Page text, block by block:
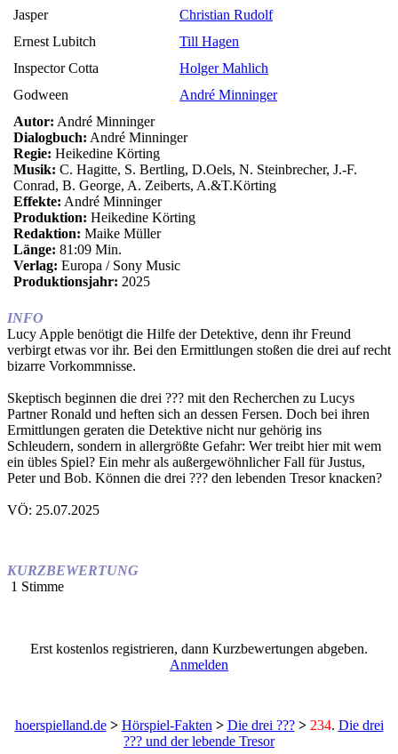
Jasper
Christian Rudolf
Ernest Lubitch
Till Hagen
Inspector Cotta
Holger Mahlich
Godween
André Minninger
Autor: André Minninger
Dialogbuch: André Minninger
Regie: Heikedine Körting
Musik: C. Hagitte, S. Bertling, D.Oels, N. Steinbrecher, J.-F.
Conrad, B. George, A. Zeiberts, A.&T.Körting
Effekte: André Minninger
Produktion: Heikedine Körting
Redaktion: Maike Müller
Länge: 81:09 Min.
Verlag: Europa / Sony Music
Produktionsjahr: 2025
INFO
Lucy Apple benötigt die Hilfe der Detektive, denn ihr Freund
verbirgt etwas vor ihr. Bei den Ermittlungen stoßen die drei auf recht
bizarre Vorkommnisse.
Skeptisch beginnen die drei ??? mit den Recherchen zu Lucys
Partner Ronald und heften sich an dessen Fersen. Doch bei ihren
Ermittlungen geraten die Detektive nicht nur gehörig ins
Schleudern, sondern in allergrößte Gefahr: Wer treibt hier mit wem
ein übles Spiel? Ein mehr als außergewöhnlicher Fall für Justus,
Peter und Bob. Können die drei ??? den lebenden Tresor knacken?
VÖ: 25.07.2025
KURZBEWERTUNG
1 Stimme
Erst kostenlos registrieren, dann Kurzbewertungen abgeben.
Anmelden
hoerspielland.de > Hörspiel-Fakten > Die drei ??? > 234. Die drei
??? und der lebende Tresor